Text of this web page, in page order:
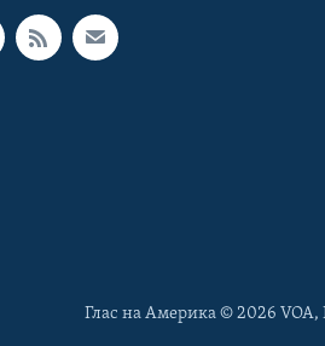
Глас на Америка © 2026